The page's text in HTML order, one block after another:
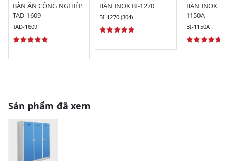
BÀN ĂN CÔNG NGHIỆP
TAD-1609
TAD-1609
BÀN INOX BI-1270
BI-1270 (304)
BÀN INOX
1150A
BI-1150A
Sản phẩm đã xem